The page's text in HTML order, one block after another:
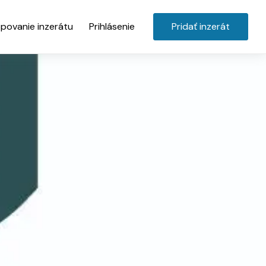
inzerátu Prihlásenie Pridať inzerát